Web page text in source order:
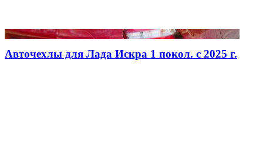
Авточехлы для Лада Искра 1 покол. с 2025 г.